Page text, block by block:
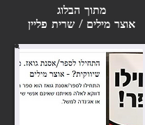
מתוך הבלוג
אוצר מילים / שרית פליין